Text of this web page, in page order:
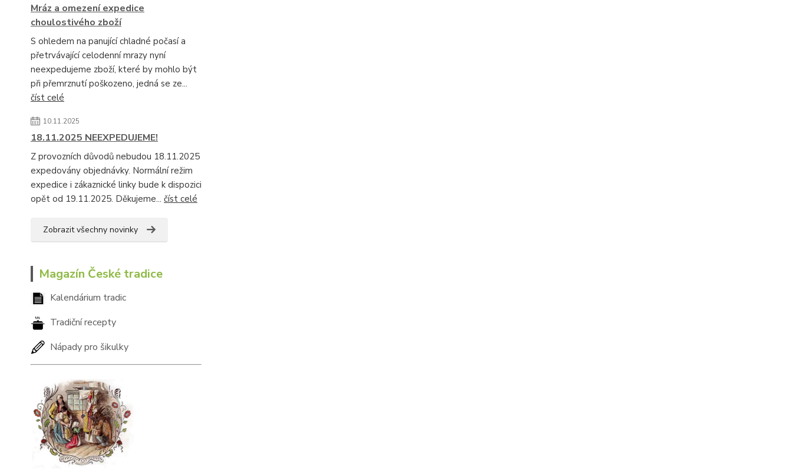
Mráz a omezení expedice
choulostivého zboží
S ohledem na panující chladné počasí a
přetrvávající celodenní mrazy nyní
neexpedujeme zboží, které by mohlo být
při přemrznutí poškozeno, jedná se ze...
číst celé
10.11.2025
18.11.2025 NEEXPEDUJEME!
Z provozních důvodů nebudou 18.11.2025
expedovány objednávky. Normální režim
expedice i zákaznické linky bude k dispozici
opět od 19.11.2025. Děkujeme... číst celé
Zobrazit všechny novinky
Magazín České tradice
Kalendárium tradic
Tradiční recepty
Nápady pro šikulky